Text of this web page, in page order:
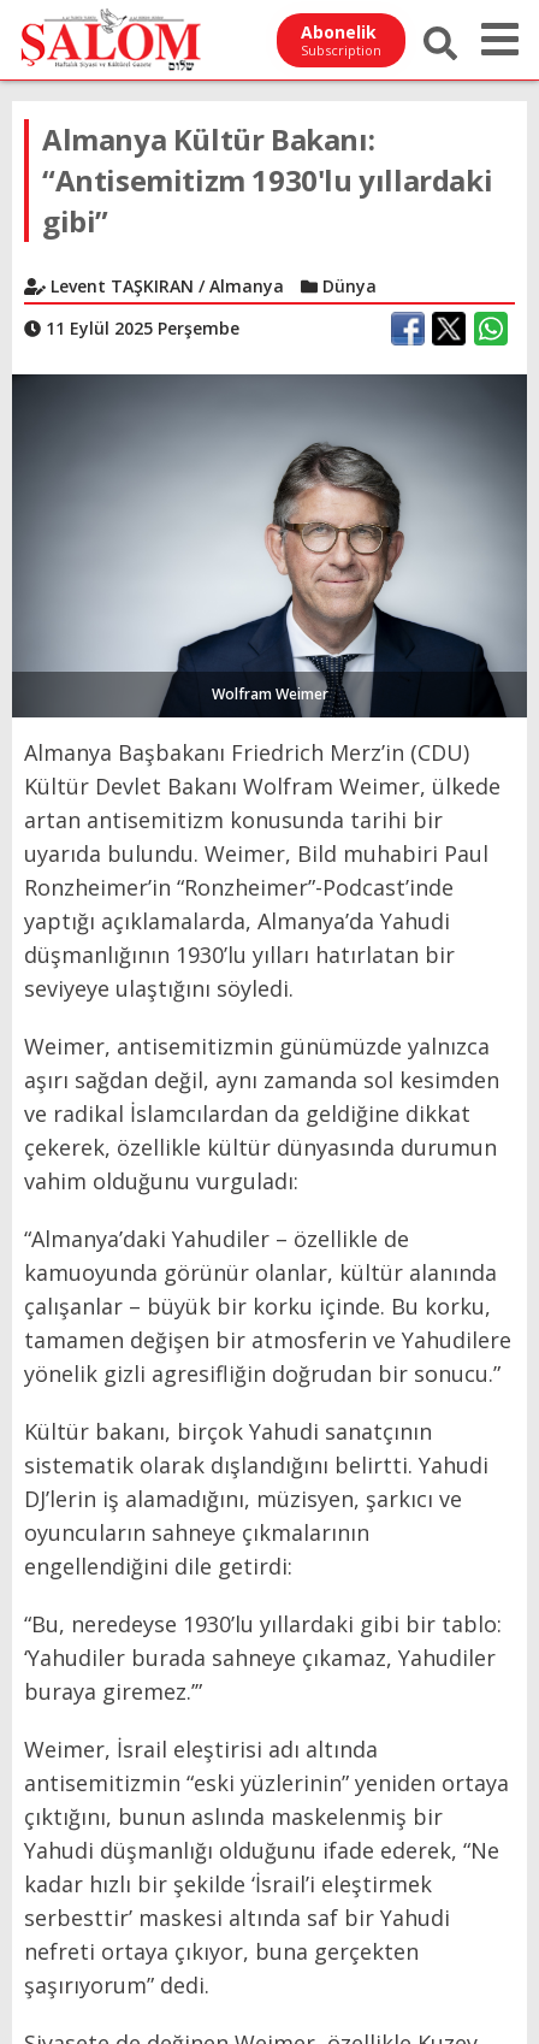
Abonelik
Subscription
Almanya Kültür Bakanı:
“Antisemitizm 1930'lu yıllardaki
gibi”
Levent TAŞKIRAN / Almanya
Dünya
11 Eylül 2025 Perşembe
Wolfram Weimer
Almanya Başbakanı Friedrich Merz’in (CDU)
Kültür Devlet Bakanı Wolfram Weimer, ülkede
artan antisemitizm konusunda tarihi bir
uyarıda bulundu. Weimer, Bild muhabiri Paul
Ronzheimer’in “Ronzheimer”-Podcast’inde
yaptığı açıklamalarda, Almanya’da Yahudi
düşmanlığının 1930’lu yılları hatırlatan bir
seviyeye ulaştığını söyledi.
Weimer, antisemitizmin günümüzde yalnızca
aşırı sağdan değil, aynı zamanda sol kesimden
ve radikal İslamcılardan da geldiğine dikkat
çekerek, özellikle kültür dünyasında durumun
vahim olduğunu vurguladı:
“Almanya’daki Yahudiler – özellikle de
kamuoyunda görünür olanlar, kültür alanında
çalışanlar – büyük bir korku içinde. Bu korku,
tamamen değişen bir atmosferin ve Yahudilere
yönelik gizli agresifliğin doğrudan bir sonucu.”
Kültür bakanı, birçok Yahudi sanatçının
sistematik olarak dışlandığını belirtti. Yahudi
DJ’lerin iş alamadığını, müzisyen, şarkıcı ve
oyuncuların sahneye çıkmalarının
engellendiğini dile getirdi:
“Bu, neredeyse 1930’lu yıllardaki gibi bir tablo:
‘Yahudiler burada sahneye çıkamaz, Yahudiler
buraya giremez.’”
Weimer, İsrail eleştirisi adı altında
antisemitizmin “eski yüzlerinin” yeniden ortaya
çıktığını, bunun aslında maskelenmiş bir
Yahudi düşmanlığı olduğunu ifade ederek, “Ne
kadar hızlı bir şekilde ‘İsrail’i eleştirmek
serbesttir’ maskesi altında saf bir Yahudi
nefreti ortaya çıkıyor, buna gerçekten
şaşırıyorum” dedi.